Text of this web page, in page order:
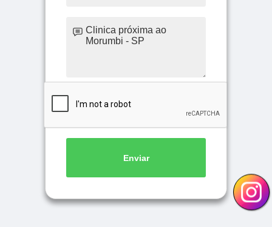
Enviar